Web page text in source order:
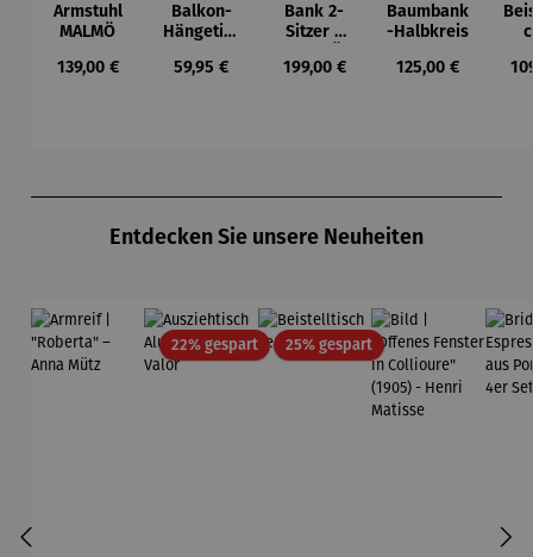
Armstuhl
MALMÖ
Regulärer Preis:
139,00 €
Balkon-
Hängetisc
BERKELEY
Regulärer Preis:
59,95 €
Bank 2-
Sitzer –
Regulärer Preis:
199,00 €
Baumbank
-Halbkreis
Regulärer Preis:
125,00 €
Entdecken Sie unsere Neuheiten
22% gespartRabatt25% gespartRabatt